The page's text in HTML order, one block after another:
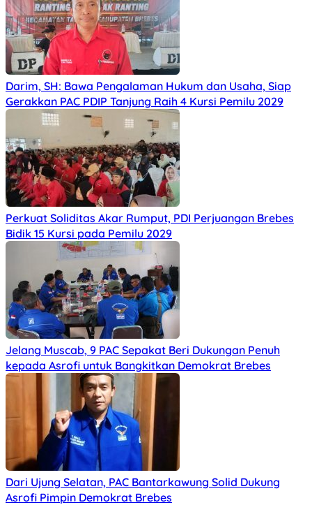
Darim, SH: Bawa Pengalaman Hukum dan Usaha, Siap
Gerakkan PAC PDIP Tanjung Raih 4 Kursi Pemilu 2029
Perkuat Soliditas Akar Rumput, PDI Perjuangan Brebes
Bidik 15 Kursi pada Pemilu 2029
Jelang Muscab, 9 PAC Sepakat Beri Dukungan Penuh
kepada Asrofi untuk Bangkitkan Demokrat Brebes
Dari Ujung Selatan, PAC Bantarkawung Solid Dukung
Asrofi Pimpin Demokrat Brebes